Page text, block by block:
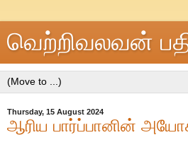
வெற்றிவலவன்
Thursday, 15 August 2024
ஆரிய பார்ப்பானின்